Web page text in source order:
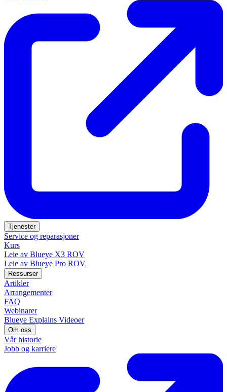
Tjenester
Service og reparasjoner
Kurs
Leie av Blueye X3 ROV
Leie av Blueye Pro ROV
Ressurser
Artikler
Arrangementer
FAQ
Webinarer
Blueye Explains Videoer
Om oss
Vår historie
Jobb og karriere